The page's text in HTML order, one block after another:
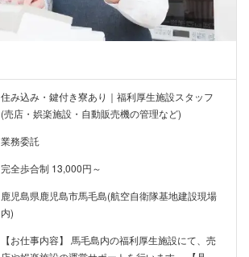
住み込み・鍵付き寮あり｜福利厚生施設スタッフ
(売店・娯楽施設・自動販売機の管理など)
業務委託
完全歩合制 13,000円～
鹿児島県鹿児島市馬毛島(航空自衛隊基地建設現場
内)
【お仕事内容】 馬毛島内の福利厚生施設にて、売